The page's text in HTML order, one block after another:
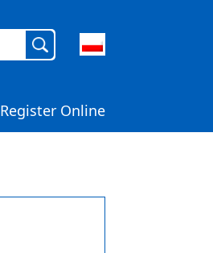
Register Online